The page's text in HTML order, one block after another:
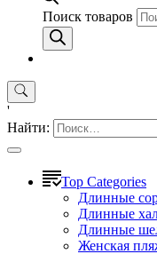
Поиск товаров
'
Найти:
Top Categories
Длинные
Длинные
Длинные
Женская